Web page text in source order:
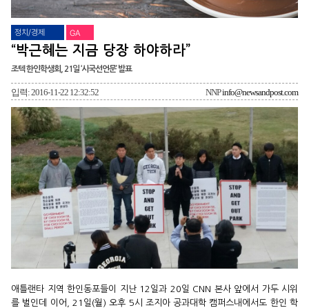
정치/경제 GA
“박근혜는 지금 당장 하야하라”
조텍 한인학생회, 21일 ‘시국선언문’ 발표
입력: 2016-11-22 12:32:52 NNPinfo@newsandpost.com
애틀랜타 지역 한인동포들이 지난 12일과 20일 CNN 본사 앞에서 가두 시위
를 벌인데 이어, 21일(월) 오후 5시 조지아 공과대학 캠퍼스내에서도 한인 학